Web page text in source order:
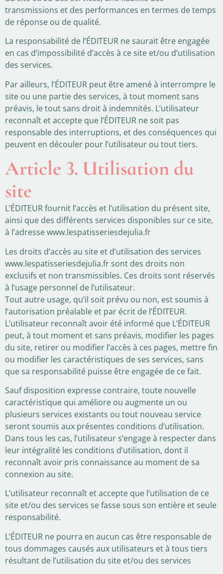
transmissions et des performances en termes de temps
de réponse ou de qualité.
La responsabilité de l’ÉDITEUR ne saurait être engagée
en cas d’impossibilité d’accès à ce site et/ou d’utilisation
des services.
Par ailleurs, l’ÉDITEUR peut être amené à interrompre le
site ou une partie des services, à tout moment sans
préavis, le tout sans droit à indemnités. L’utilisateur
reconnaît et accepte que l’ÉDITEUR ne soit pas
responsable des interruptions, et des conséquences qui
peuvent en découler pour l’utilisateur ou tout tiers.
Article 3. Utilisation du
site
L’ÉDITEUR fournit l’accès et l’utilisation du présent site,
ainsi que des différents services disponibles sur ce site,
à l’adresse www.lespatisseriesdejulia.fr
Les droits d’accès au site et d’utilisation des services
www.lespatisseriesdejulia.fr sont des droits non
exclusifs et non transmissibles. Ces droits sont réservés
à l’usage personnel de l’utilisateur.
Tout autre usage, qu’il soit prévu ou non, est soumis à
l’autorisation préalable et par écrit de l’ÉDITEUR.
L’utilisateur reconnaît avoir été informé que L’ÉDITEUR
peut, à tout moment et sans préavis, modifier les pages
du site, retirer ou modifier l’accès à ces pages, mettre fin
ou modifier les caractéristiques de ses services, sans
que sa responsabilité puisse être engagée de ce fait.
Sauf disposition expresse contraire, toute nouvelle
caractéristique qui améliore ou augmente un ou
plusieurs services existants ou tout nouveau service
seront soumis aux présentes conditions d’utilisation.
Dans tous les cas, l’utilisateur s’engage à respecter dans
leur intégralité les conditions d’utilisation, dont il
reconnaît avoir pris connaissance au moment de sa
connexion au site.
L’utilisateur reconnaît et accepte que l’utilisation de ce
site et/ou des services se fasse sous son entière et seule
responsabilité.
L’ÉDITEUR ne pourra en aucun cas être responsable de
tous dommages causés aux utilisateurs et à tous tiers
résultant de l’utilisation du site et/ou des services